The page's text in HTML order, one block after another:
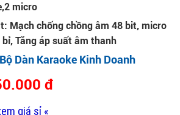
micro
Mạch chống chồng âm 48 bit, micro
bỉ, Tăng áp suất âm thanh
Bộ Dàn Karaoke Kinh Doanh
đ
giá sỉ «